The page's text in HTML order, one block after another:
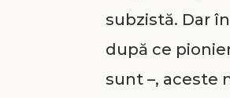
subzistă. Dar
după ce
sunt –, aceste